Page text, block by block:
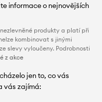
informace o nejnovějších
produkty a platí při
kombinovat s jinými
slevy vyloučeny. Podrobnosti
z akce
jen to, co vás
vás zajímá: